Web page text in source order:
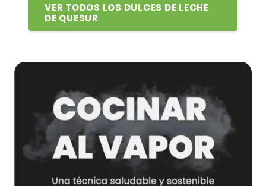
VER TODOS LOS DULCES DE LECHE
DE QUESUR